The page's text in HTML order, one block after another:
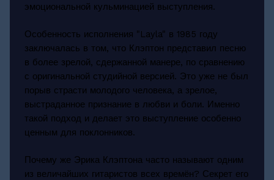
эмоциональной кульминацией выступления.
Особенность исполнения "Layla" в 1985 году
заключалась в том, что Клэптон представил песню
в более зрелой, сдержанной манере, по сравнению
с оригинальной студийной версией. Это уже не был
порыв страсти молодого человека, а зрелое,
выстраданное признание в любви и боли. Именно
такой подход и делает это выступление особенно
ценным для поклонников.
Почему же Эрика Клэптона часто называют одним
из величайших гитаристов всех времён? Секрет его